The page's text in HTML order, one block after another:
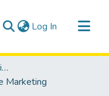
Log In (current)
Facultad de Ciencias Administrativas
Marketing